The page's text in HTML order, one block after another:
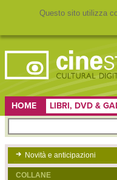
Questo sito utilizza
HOME LIBRI, DVD &
Novità e anticipazioni
COLLANE